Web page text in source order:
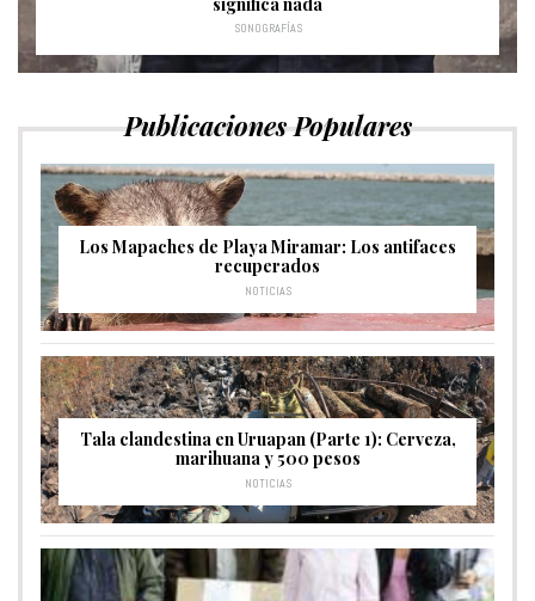
SONOGRAFÍAS
Publicaciones Populares
Los Mapaches de Playa Miramar: Los antifaces
recuperados
NOTICIAS
Tala clandestina en Uruapan (Parte 1): Cerveza,
marihuana y 500 pesos
NOTICIAS